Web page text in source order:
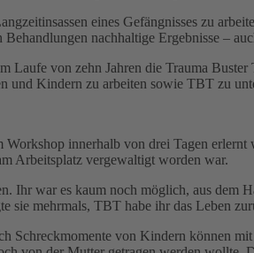
eines Gefängnisses zu
nachhaltige Ergebnisse –
Laufe von zehn Jahren die Trauma
und Kindern zu arbeiten sowie TBT zu
innerhalb von drei Tagen
Arbeitsplatz vergewaltigt worden war.
Ihr war es kaum noch möglich, aus
sie mehrmals, TBT habe ihr das Leben
Schreckmomente von Kindern können